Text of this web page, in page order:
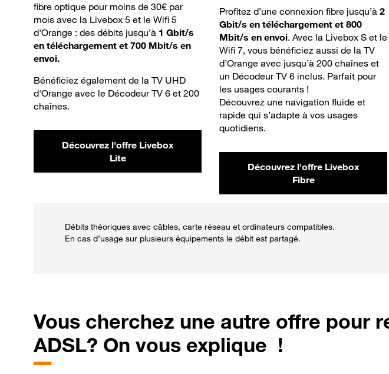
fibre optique pour moins de 30€ par
mois avec la Livebox 5 et le Wifi 5
d'Orange : des débits jusqu’à 1 Gbit/s
en téléchargement et 700 Mbit/s en
envoi.
Bénéficiez également de la TV UHD
d'Orange avec le Décodeur TV 6 et 200
chaînes.
Découvrez l'offre Livebox
Lite
Profitez d’une connexion fibre jusqu’à 2
Gbit/s en téléchargement et 800
Mbit/s en envoi. Avec la Livebox S et le
Wifi 7, vous bénéficiez aussi de la TV
d’Orange avec jusqu’à 200 chaînes et
un Décodeur TV 6 inclus. Parfait pour
les usages courants !
Découvrez une navigation fluide et
rapide qui s’adapte à vos usages
quotidiens.
Découvrez l'offre Livebox
Fibre
Débits théoriques avec câbles, carte réseau et ordinateurs compatibles.
En cas d’usage sur plusieurs équipements le débit est partagé.
Vous cherchez une autre offre pour
ADSL? On vous explique !